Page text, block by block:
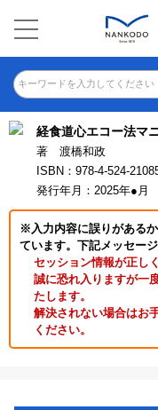
キーワードを入力してください
経食道心エコー法マ
著 渡橋和政
ISBN：978-4-524-
発行年月：2025年●月
※入力内容に誤りがある
ています。下記メッセー
セッション情報が正し
誠に恐れ入りますが一
たします。
解決されない場合はお
ください。